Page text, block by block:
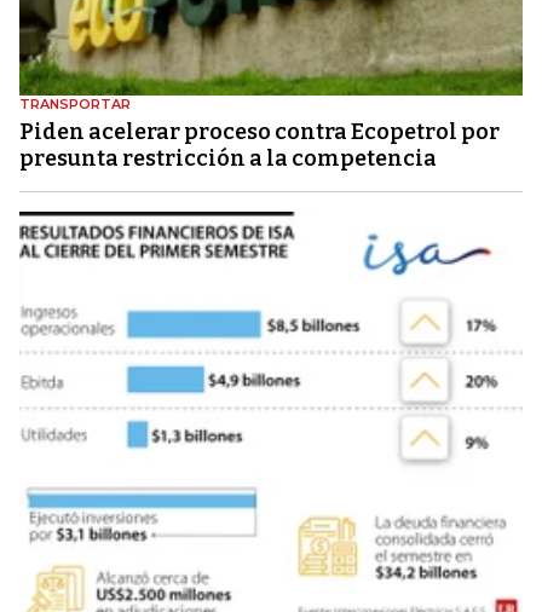
TRANSPORTAR
Piden acelerar proceso contra Ecopetrol por
presunta restricción a la competencia